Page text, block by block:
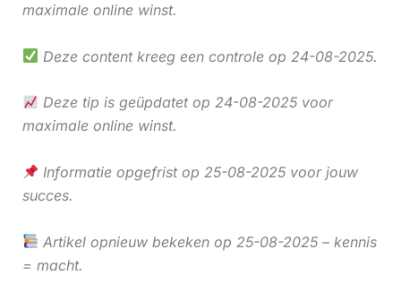
maximale online winst.
Deze content kreeg een controle op 24-08-2025.
Deze tip is geüpdatet op 24-08-2025 voor
maximale online winst.
Informatie opgefrist op 25-08-2025 voor jouw
succes.
Artikel opnieuw bekeken op 25-08-2025 – kennis
= macht.